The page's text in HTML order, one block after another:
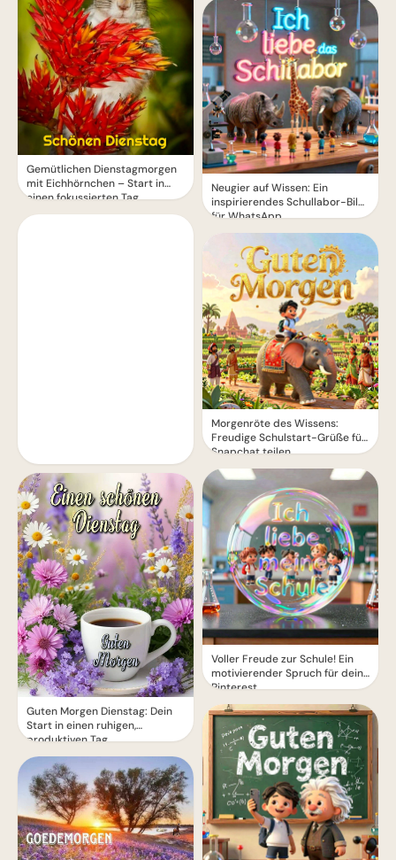
Gemütlichen Dienstagmorgen
mit Eichhörnchen – Start in
einen fokussierten Tag
Guten Morgen Dienstag: Dein
Start in einen ruhigen,
produktiven Tag
Neugier auf Wissen: Ein
inspirierendes Schullabor-Bild
für WhatsApp
Morgenröte des Wissens:
Freudige Schulstart-Grüße für
Snapchat teilen
Voller Freude zur Schule! Ein
motivierender Spruch für dein
Pinterest